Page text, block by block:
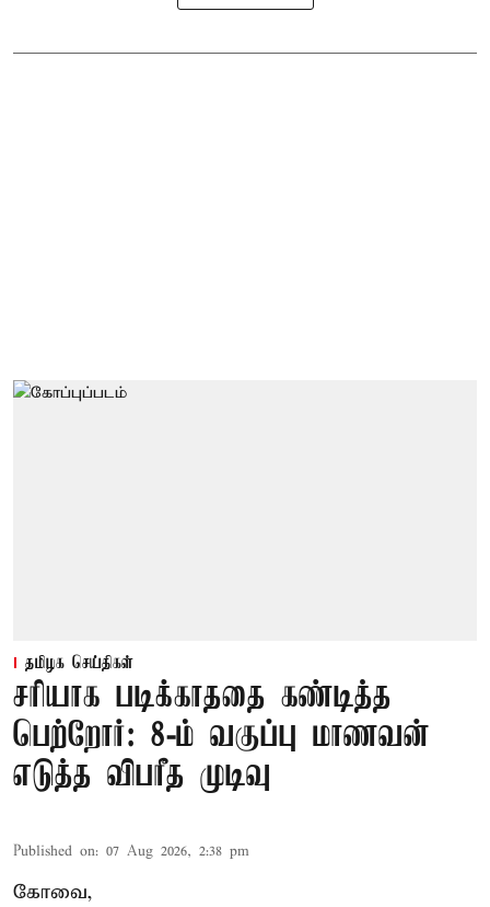
தமிழக செய்திகள்
சரியாக படிக்காததை கண்டித்த
பெற்றோர்: 8-ம் வகுப்பு மாணவன்
எடுத்த விபரீத முடிவு
Published on: 07 Aug 2026, 2:38 pm
கோவை,